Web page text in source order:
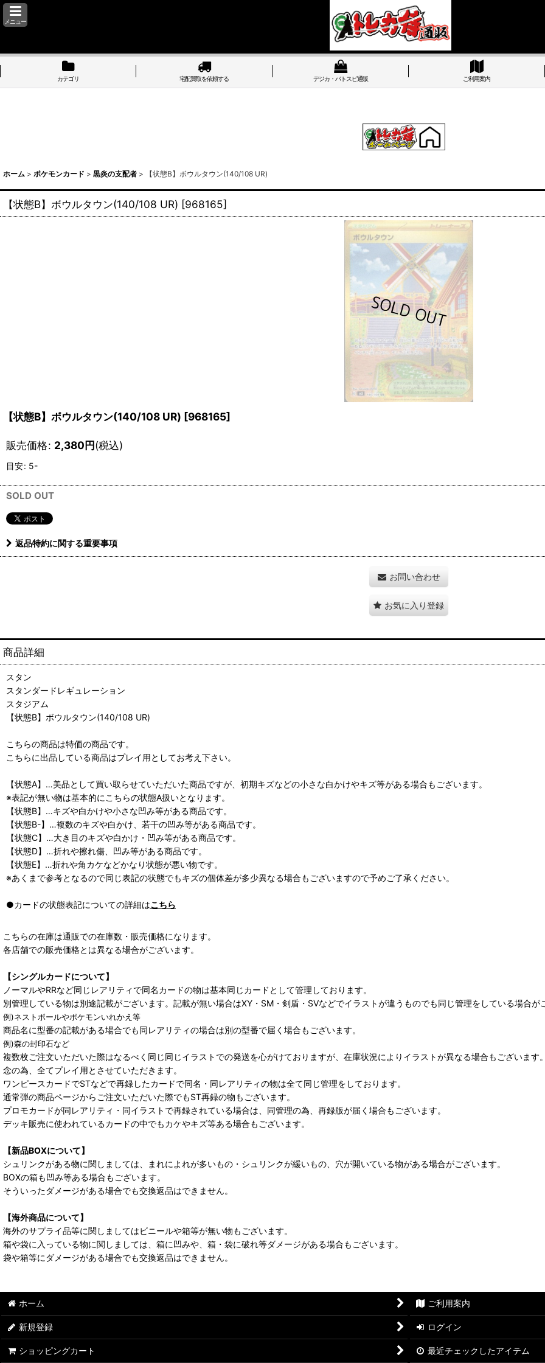
メニュー
カテゴリ 宅配買取を依頼する デジカ・バトスピ通販 ご利用案内
ホーム > ポケモンカード > 黒炎の支配者 > 【状態B】ボウルタウン(140/108 UR)
【状態B】ボウルタウン(140/108 UR) [968165]
【状態B】ボウルタウン(140/108 UR) [968165]
販売価格: 2,380円(税込)
目安: 5-
SOLD OUT
返品特約に関する重要事項
お問い合わせ
お気に入り登録
商品詳細
スタン
スタンダードレギュレーション
スタジアム
【状態B】ボウルタウン(140/108 UR)
こちらの商品は特価の商品です。
こちらに出品している商品はプレイ用としてお考え下さい。
【状態A】…美品として買い取らせていただいた商品ですが、初期キズなどの小さな白かけやキズ等がある場合もございます。
※表記が無い物は基本的にこちらの状態A扱いとなります。
【状態B】…キズや白かけや小さな凹み等がある商品です。
【状態B-】…複数のキズや白かけ、若干の凹み等がある商品です。
【状態C】…大き目のキズや白かけ・凹み等がある商品です。
【状態D】…折れや擦れ傷、凹み等がある商品です。
【状態E】…折れや角カケなどかなり状態が悪い物です。
※あくまで参考となるので同じ表記の状態でもキズの個体差が多少異なる場合もございますので予めご了承ください。
●カードの状態表記についての詳細はこちら
こちらの在庫は通販での在庫数・販売価格になります。
各店舗での販売価格とは異なる場合がございます。
【シングルカードについて】
ノーマルやRRなど同じレアリティで同名カードの物は基本同じカードとして管理しております。
別管理している物は別途記載がございます。記載が無い場合はXY・SM・剣盾・SVなどでイラストが違うものでも同じ管理をしている場合が
例)ネストボールやポケモンいれかえ等
商品名に型番の記載がある場合でも同レアリティの場合は別の型番で届く場合もございます。
例)森の封印石など
複数枚ご注文いただいた際はなるべく同じ同じイラストでの発送を心がけておりますが、在庫状況によりイラストが異なる場合もございます。
念の為、全てプレイ用とさせていただきます。
ワンピースカードでSTなどで再録したカードで同名・同レアリティの物は全て同じ管理をしております。
通常弾の商品ページからご注文いただいた際でもST再録の物もございます。
プロモカードが同レアリティ・同イラストで再録されている場合は、同管理の為、再録版が届く場合もございます。
デッキ販売に使われているカードの中でもカケやキズ等ある場合もございます。
【新品BOXについて】
シュリンクがある物に関しましては、まれによれが多いもの・シュリンクが緩いもの、穴が開いている物がある場合がございます。
BOXの箱も凹み等ある場合もございます。
そういったダメージがある場合でも交換返品はできません。
【海外商品について】
海外のサプライ品等に関しましてはビニールや箱等が無い物もございます。
箱や袋に入っている物に関しましては、箱に凹みや、箱・袋に破れ等ダメージがある場合もございます。
袋や箱等にダメージがある場合でも交換返品はできません。
ホーム ご利用案内
新規登録 ログイン
ショッピングカート 最近チェックしたアイテム